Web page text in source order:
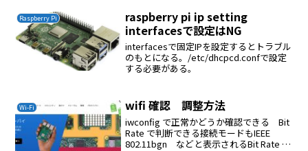
Raspberry Pi
raspberry pi ip setting
interfacesで設定はNG
interfacesで固定IPを設定するとトラブル
のもとになる。/etc/dhcpcd.confで設定
する必要がある。
Wi-Fi wifi 確認 調整方法
iwconfig で正常かどうか確認できる Bit
Rate で判断できる接続モードもIEEE
802.11bgn などと表示されるBit Rate を